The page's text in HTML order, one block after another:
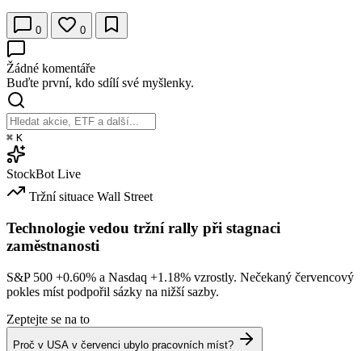
0 0
Žádné komentáře
Buďte první, kdo sdílí své myšlenky.
⌘ K
StockBot Live
Tržní situace Wall Street
Technologie vedou tržní rally při stagnaci
zaměstnanosti
S&P 500 +0.60% a Nasdaq +1.18% vzrostly. Nečekaný červencový
pokles míst podpořil sázky na nižší sazby.
Zeptejte se na to
Proč v USA v červenci ubylo pracovních míst?